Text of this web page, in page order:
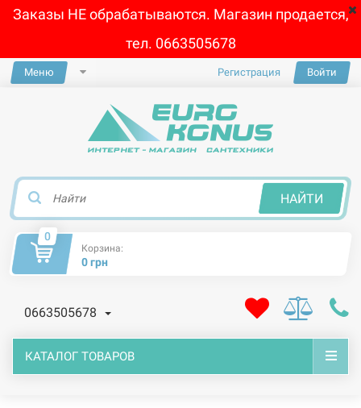
Заказы НЕ обрабатываются. Магазин продается,
тел. 0663505678
Меню Регистрация Войти
НАЙТИ
0
Корзина:
0 грн
0663505678
КАТАЛОГ ТОВАРОВ